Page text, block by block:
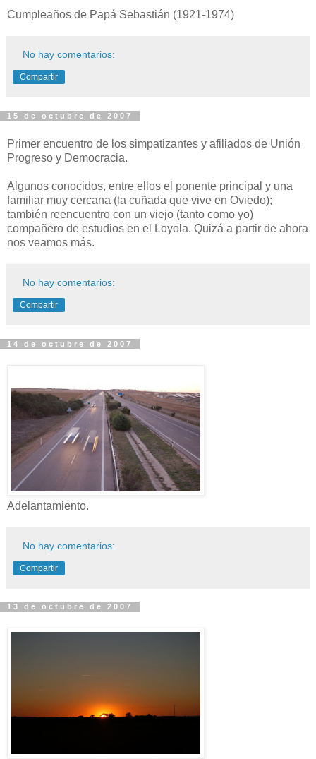
Cumpleaños de Papá Sebastián (1921-1974)
No hay comentarios:
Compartir
15 de octubre de 2007
Primer encuentro de los simpatizantes y afiliados de Unión
Progreso y Democracia.
Algunos conocidos, entre ellos el ponente principal y una
familiar muy cercana (la cuñada que vive en Oviedo);
también reencuentro con un viejo (tanto como yo)
compañero de estudios en el Loyola. Quizá a partir de ahora
nos veamos más.
No hay comentarios:
Compartir
14 de octubre de 2007
Adelantamiento.
No hay comentarios:
Compartir
13 de octubre de 2007